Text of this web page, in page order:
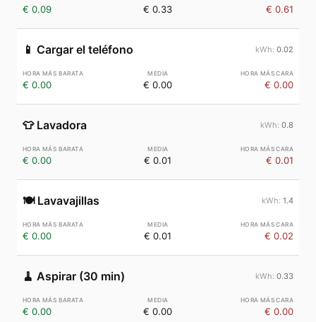
€ 0.09 € 0.33 € 0.61
📱 Cargar el teléfono 0.02
€ 0.00 € 0.00 € 0.00
👕 Lavadora 0.8
€ 0.00 € 0.01 € 0.01
🍽️ Lavavajillas 1.4
€ 0.00 € 0.01 € 0.02
🧹 Aspirar (30 min) 0.33
€ 0.00 € 0.00 € 0.00